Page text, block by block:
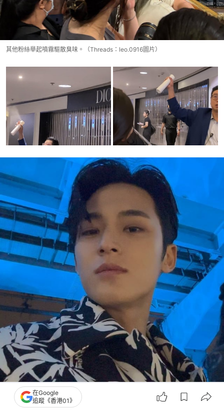
其他粉絲舉起噴霧驅散臭味。（Threads：leo.0916圖片）
金珉奎來港出席活動，吸引大批支持者通宵排隊。（IG@min9yu_k）
在Google
追蹤《香港01》